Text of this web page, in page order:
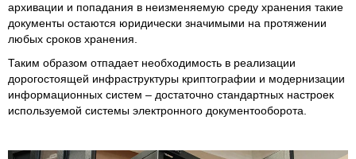
архивации и попадания в неизменяемую среду хранения такие
документы остаются юридически значимыми на протяжении
любых сроков хранения.
Таким образом отпадает необходимость в реализации
дорогостоящей инфраструктуры криптографии и модернизации
информационных систем – достаточно стандартных настроек
используемой системы электронного документооборота.